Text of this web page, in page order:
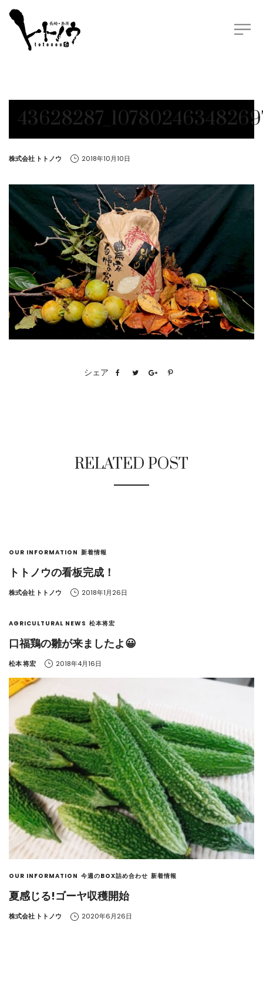
by
株式会社 トトノウ 2018年10月10日
シェア
RELATED POST
OUR INFORMATION 新着情報
トトノウの看板完成！
by
株式会社 トトノウ 2018年1月26日
AGRICULTURAL NEWS 松本将宏
口福鶏の雛が来ましたよ😀
by
松本 将宏 2018年4月16日
OUR INFORMATION 今週のBOX詰め合わせ 新着情報
夏感じる!ゴーヤ収穫開始
by
株式会社 トトノウ 2020年6月26日